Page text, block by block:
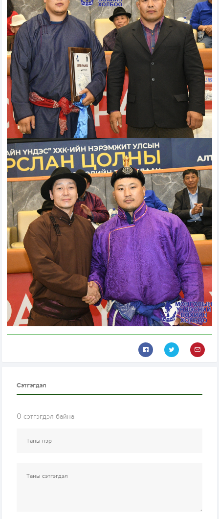
Сэтгэгдэл
0 сэтгэгдэл байна